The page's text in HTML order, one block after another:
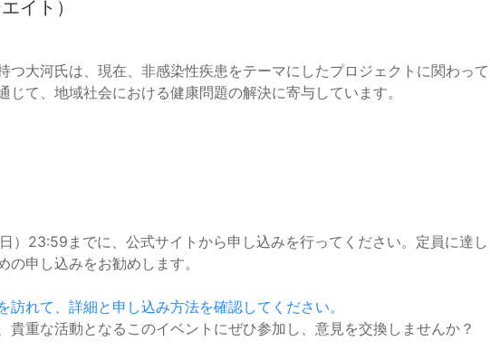
イト）
つ大河氏は、現在、非感染性疾患をテーマにしたプロジェクトに関わって
て、地域社会における健康問題の解決に寄与しています。
）23:59までに、公式サイトから申し込みを行ってください。定員に達し
申し込みをお勧めします。
れて、詳細と申し込み方法を確認してください。
貴重な活動となるこのイベントにぜひ参加し、意見を交換しませんか？